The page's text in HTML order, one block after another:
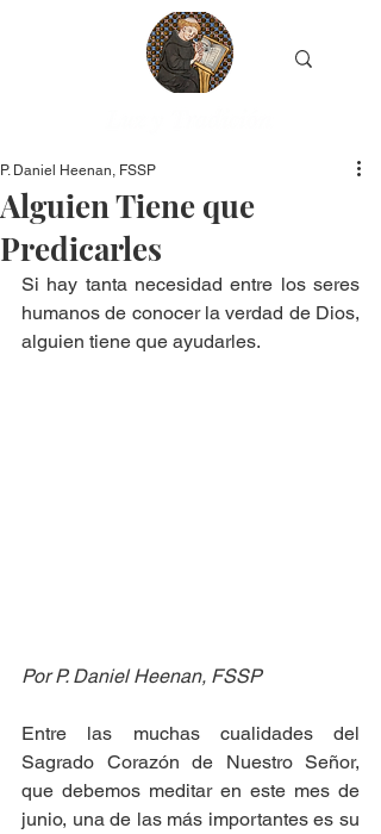
Alguien Tiene que
Predicarles
P. Daniel Heenan, FSSP
Si hay tanta necesidad entre los seres
humanos de conocer la verdad de Dios,
alguien tiene que ayudarles.
Por P. Daniel Heenan, FSSP
Entre las muchas cualidades del
Sagrado Corazón de Nuestro Señor,
que debemos meditar en este mes de
junio, una de las más importantes es su